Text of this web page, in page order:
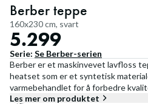
Berber teppe
160x230 cm, svart
5.299
Serie: Se Berber-serien
Berber er et maskinvevet lavfloss
heatset som er et syntetisk
varmebehandlet for å forbedre
Les mer om produktet